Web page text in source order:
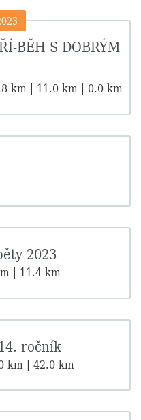
BĚH S DOBRÝM
km | 11.0 km | 0.0 km
2023
| 11.4 km
ročník
km | 42.0 km